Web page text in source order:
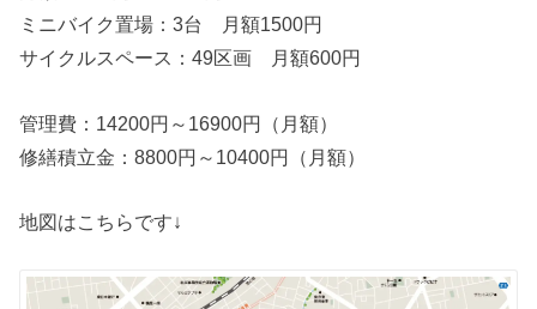
ミニバイク置場：3台 月額1500円
サイクルスペース：49区画 月額600円
管理費：14200円～16900円（月額）
修繕積立金：8800円～10400円（月額）
地図はこちらです↓